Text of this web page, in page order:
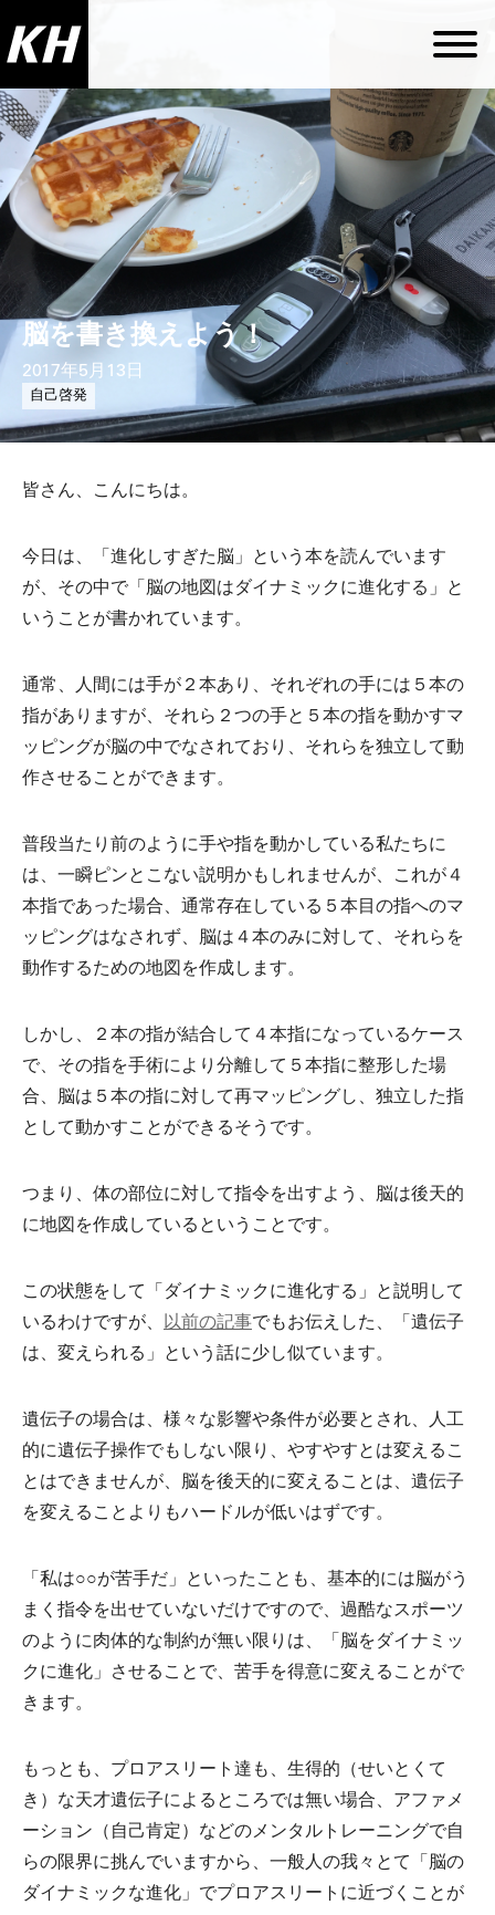
脳を書き換えよう！
2017年5月13日
自己啓発
皆さん、こんにちは。
今日は、「進化しすぎた脳」という本を読んでいます
が、その中で「脳の地図はダイナミックに進化する」と
いうことが書かれています。
通常、人間には手が２本あり、それぞれの手には５本の
指がありますが、それら２つの手と５本の指を動かすマ
ッピングが脳の中でなされており、それらを独立して動
作させることができます。
普段当たり前のように手や指を動かしている私たちに
は、一瞬ピンとこない説明かもしれませんが、これが４
本指であった場合、通常存在している５本目の指へのマ
ッピングはなされず、脳は４本のみに対して、それらを
動作するための地図を作成します。
しかし、２本の指が結合して４本指になっているケース
で、その指を手術により分離して５本指に整形した場
合、脳は５本の指に対して再マッピングし、独立した指
として動かすことができるそうです。
つまり、体の部位に対して指令を出すよう、脳は後天的
に地図を作成しているということです。
この状態をして「ダイナミックに進化する」と説明して
いるわけですが、
以前の記事でもお伝えした、「遺伝子
は、変えられる」という話に少し似ています。
遺伝子の場合は、様々な影響や条件が必要とされ、人工
的に遺伝子操作でもしない限り、やすやすとは変えるこ
とはできませんが、脳を後天的に変えることは、遺伝子
を変えることよりもハードルが低いはずです。
「私は○○が苦手だ」といったことも、基本的には脳がう
まく指令を出せていないだけですので、過酷なスポーツ
のように肉体的な制約が無い限りは、「脳をダイナミッ
クに進化」させることで、苦手を得意に変えることがで
きます。
もっとも、プロアスリート達も、生得的（せいとくて
き）な天才遺伝子によるところでは無い場合、アファメ
ーション（自己肯定）などのメンタルトレーニングで自
らの限界に挑んでいますから、一般人の我々とて「脳の
ダイナミックな進化」でプロアスリートに近づくことが